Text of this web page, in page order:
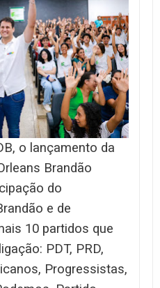
o lançamento da
Brandão
do
e de
10 partidos que
PDT, PRD,
Progressistas,